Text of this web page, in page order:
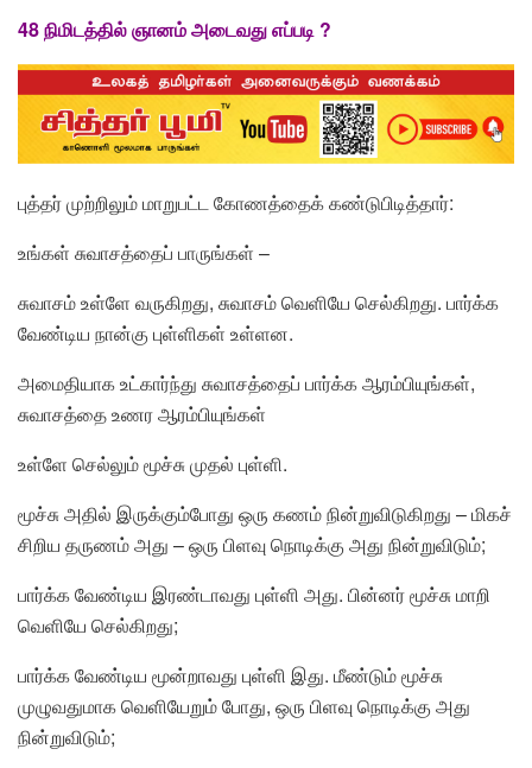
48 நிமிடத்தில் ஞானம் அடைவது எப்படி ?
புத்தர் முற்றிலும் மாறுபட்ட கோணத்தைக் கண்டுபிடித்தார்:
உங்கள் சுவாசத்தைப் பாருங்கள் –
சுவாசம் உள்ளே வருகிறது, சுவாசம் வெளியே செல்கிறது. பார்க்க
வேண்டிய நான்கு புள்ளிகள் உள்ளன.
அமைதியாக உட்கார்ந்து சுவாசத்தைப் பார்க்க ஆரம்பியுங்கள்,
சுவாசத்தை உணர ஆரம்பியுங்கள்
உள்ளே செல்லும் மூச்சு முதல் புள்ளி.
மூச்சு அதில் இருக்கும்போது ஒரு கணம் நின்றுவிடுகிறது – மிகச்
சிறிய தருணம் அது – ஒரு பிளவு நொடிக்கு அது நின்றுவிடும்;
பார்க்க வேண்டிய இரண்டாவது புள்ளி அது. பின்னர் மூச்சு மாறி
வெளியே செல்கிறது;
பார்க்க வேண்டிய மூன்றாவது புள்ளி இது. மீண்டும் மூச்சு
முழுவதுமாக வெளியேறும் போது, ​​ஒரு பிளவு நொடிக்கு அது
நின்றுவிடும்;